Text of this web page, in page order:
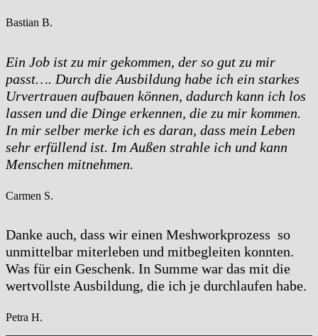
Bastian B.
Ein Job ist zu mir gekommen, der so gut zu mir
passt…. Durch die Ausbildung habe ich ein starkes
Urvertrauen aufbauen können, dadurch kann ich los
lassen und die Dinge erkennen, die zu mir kommen.
In mir selber merke ich es daran, dass mein Leben
sehr erfüllend ist. Im Außen strahle ich und kann
Menschen mitnehmen.
Carmen S.
Danke auch, dass wir einen Meshworkprozess so
unmittelbar miterleben und mitbegleiten konnten.
Was für ein Geschenk. In Summe war das mit die
wertvollste Ausbildung, die ich je durchlaufen habe.
Petra H.